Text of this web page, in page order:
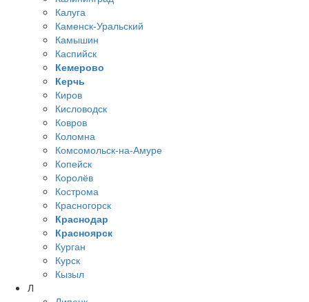
Калуга
Каменск-Уральский
Камышин
Каспийск
Кемерово
Керчь
Киров
Кисловодск
Ковров
Коломна
Комсомольск-на-Амуре
Копейск
Королёв
Кострома
Красногорск
Краснодар
Красноярск
Курган
Курск
Кызыл
Л